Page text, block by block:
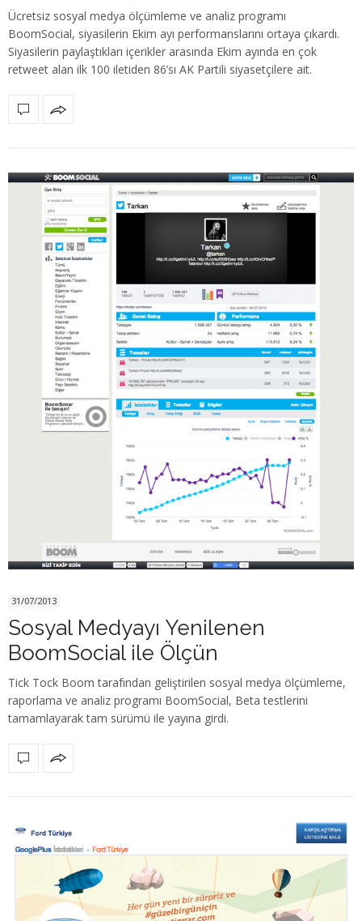
Ücretsiz sosyal medya ölçümleme ve analiz programı
BoomSocial, siyasilerin Ekim ayı performanslarını ortaya çıkardı.
Siyasilerin paylaştıkları içerikler arasında Ekim ayında en çok
retweet alan ilk 100 iletiden 86’sı AK Partili siyasetçilere ait.
31/07/2013
Sosyal Medyayı Yenilenen
BoomSocial ile Ölçün
Tick Tock Boom tarafından geliştirilen sosyal medya ölçümleme,
raporlama ve analiz programı BoomSocial, Beta testlerini
tamamlayarak tam sürümü ile yayına girdi.